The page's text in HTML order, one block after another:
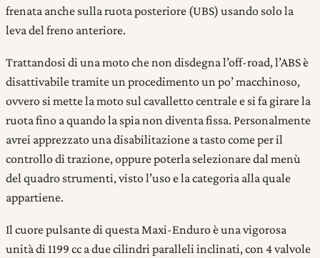
frenata anche sulla ruota posteriore (UBS) usando solo la
leva del freno anteriore.
Trattandosi di una moto che non disdegna l’off-road, l’ABS è
disattivabile tramite un procedimento un po’ macchinoso,
ovvero si mette la moto sul cavalletto centrale e si fa girare la
ruota fino a quando la spia non diventa fissa. Personalmente
avrei apprezzato una disabilitazione a tasto come per il
controllo di trazione, oppure poterla selezionare dal menù
del quadro strumenti, visto l’uso e la categoria alla quale
appartiene.
Il cuore pulsante di questa Maxi-Enduro è una vigorosa
unità di 1199 cc a due cilindri paralleli inclinati, con 4 valvole